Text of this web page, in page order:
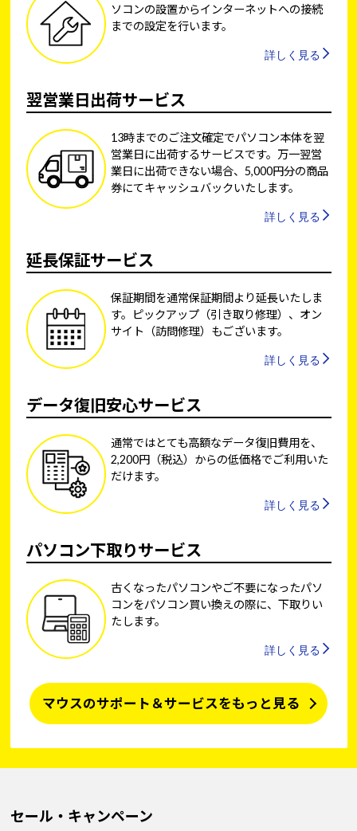
ソコンの設置からインターネットへの接続
までの設定を行います。
詳しく見る
翌営業日出荷サービス
13時までのご注文確定でパソコン本体を翌
営業日に出荷するサービスです。万一翌営
業日に出荷できない場合、5,000円分の商品
券にてキャッシュバックいたします。
詳しく見る
延長保証サービス
保証期間を通常保証期間より延長いたしま
す。ピックアップ（引き取り修理）、オン
サイト（訪問修理）もございます。
詳しく見る
データ復旧安心サービス
通常ではとても高額なデータ復旧費用を、
2,200円（税込）からの低価格でご利用いた
だけます。
詳しく見る
パソコン下取りサービス
古くなったパソコンやご不要になったパソ
コンをパソコン買い換えの際に、下取りい
たします。
詳しく見る
マウスのサポート＆サービスをもっと見る
セール・キャンペーン